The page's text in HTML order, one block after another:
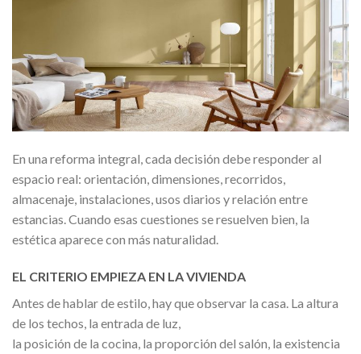
En una reforma integral, cada decisión debe responder al
espacio real: orientación, dimensiones, recorridos,
almacenaje, instalaciones, usos diarios y relación entre
estancias. Cuando esas cuestiones se resuelven bien, la
estética aparece con más naturalidad.
EL CRITERIO EMPIEZA EN LA VIVIENDA
Antes de hablar de estilo, hay que observar la casa. La altura
de los techos, la entrada de luz,
la posición de la cocina, la proporción del salón, la existencia